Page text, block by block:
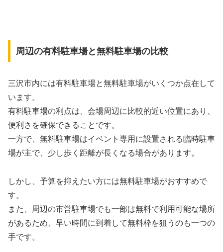
周辺の有料駐車場と無料駐車場の比較
三沢市内には有料駐車場と無料駐車場がいくつか点在して
います。
有料駐車場の利点は、会場周辺に比較的近い位置にあり、
便利さを確保できることです。
一方で、無料駐車場はイベント専用に設置される臨時駐車
場が主で、少し歩く距離が長くなる場合があります。
しかし、予算を抑えたい方には無料駐車場がおすすめで
す。
また、周辺の市営駐車場でも一部は無料で利用可能な場所
があるため、早い時間に到着して無料枠を狙うのも一つの
手です。